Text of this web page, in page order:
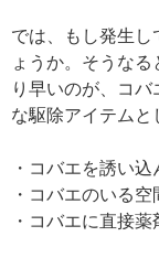
では、もし発生し
ょうか。そうな
り早いのが、コ
な駆除アイテムと
・コバエを誘い
・コバエのいる
・コバエに直接